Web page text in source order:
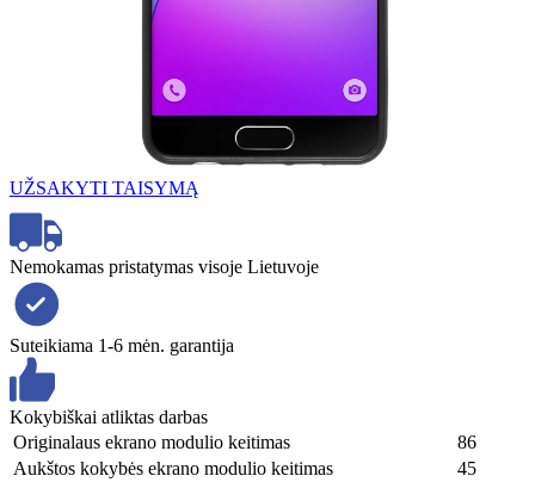
UŽSAKYTI TAISYMĄ
Nemokamas pristatymas visoje Lietuvoje
Suteikiama 1-6 mėn. garantija
Kokybiškai atliktas darbas
Originalaus ekrano modulio keitimas
86
Aukštos kokybės ekrano modulio keitimas
45